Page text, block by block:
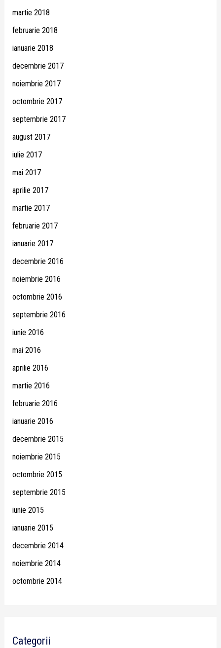
martie 2018
februarie 2018
ianuarie 2018
decembrie 2017
noiembrie 2017
octombrie 2017
septembrie 2017
august 2017
iulie 2017
mai 2017
aprilie 2017
martie 2017
februarie 2017
ianuarie 2017
decembrie 2016
noiembrie 2016
octombrie 2016
septembrie 2016
iunie 2016
mai 2016
aprilie 2016
martie 2016
februarie 2016
ianuarie 2016
decembrie 2015
noiembrie 2015
octombrie 2015
septembrie 2015
iunie 2015
ianuarie 2015
decembrie 2014
noiembrie 2014
octombrie 2014
Categorii